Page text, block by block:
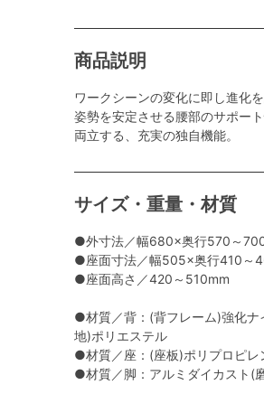
商品説明
ワークシーンの変化に即し進化
姿勢を安定させる腰部のサポー
両立する、充実の独自機能。
サイズ・重量・材質
●外寸法／幅680×奥行570～
●座面寸法／幅505×奥行410～
●座面高さ／420～510mm
●材質／背：(背フレーム)強化ナ
地)ポリエステル
●材質／座：(座板)ポリプロピレ
●材質／脚：アルミダイカスト(